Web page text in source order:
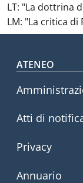
LT: "La dottrina
LM: "La critica
ATENEO
Atti di
Privacy
Annuario